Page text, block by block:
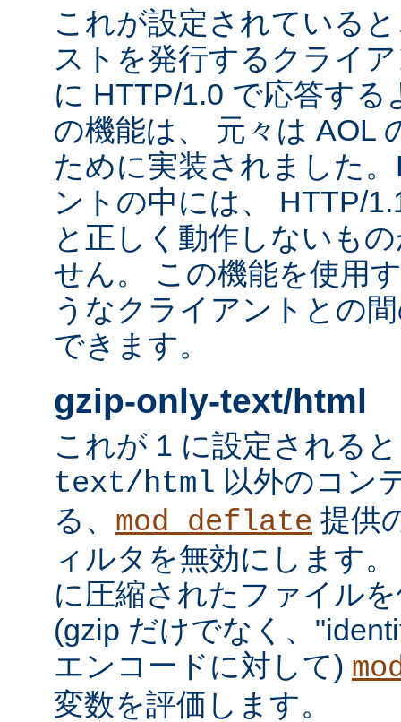
これが設定されている
ストを発行するクライ
に HTTP/1.0 で応答す
の機能は、 元々は AOL
ために実装されました
ントの中には、 HTTP/
と正しく動作しないも
せん。 この機能を使用
うなクライアントとの
できます。
gzip-only-text/html
これが 1 に設定される
text/html 以外のコン
る、 mod_deflate 提供
ィルタを無効にします
に圧縮されたファイル
(gzip だけでなく、
エンコードに対して)
変数を評価します。